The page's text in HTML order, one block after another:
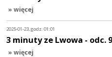
» więcej
2025-01-23, godz. 01:01
3 minuty ze Lwowa - odc.
» więcej